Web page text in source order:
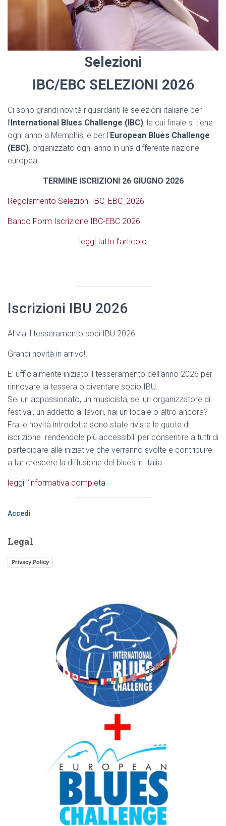
Selezioni
IBC/EBC SELEZIONI 2026
Ci sono grandi novità riguardanti le selezioni italiane per
l’International Blues Challenge (IBC), la cui finale si tiene
ogni anno a Memphis, e per l’European Blues Challenge
(EBC), organizzato ogni anno in una differente nazione
europea.
TERMINE ISCRIZIONI 26 GIUGNO 2026
Regolamento Selezioni IBC_EBC_2026
Bando Form Iscrizione IBC-EBC 2026
leggi tutto l’articolo
Iscrizioni IBU 2026
Al via il tesseramento soci IBU 2026
Grandi novità in arrivo!!
E’ ufficialmente iniziato il tesseramento dell’anno 2026 per
rinnovare la tessera o diventare socio IBU.
Sei un appassionato, un musicista, sei un organizzatore di
festival, un addetto ai lavori, hai un locale o altro ancora?
Fra le novità introdotte sono state riviste le quote di
iscrizione rendendole più accessibili per consentire a tutti di
partecipare alle iniziative che verranno svolte e contribuire
a far crescere la diffusione del blues in Italia.
leggi l’informativa completa
Accedi
Legal
Privacy Policy